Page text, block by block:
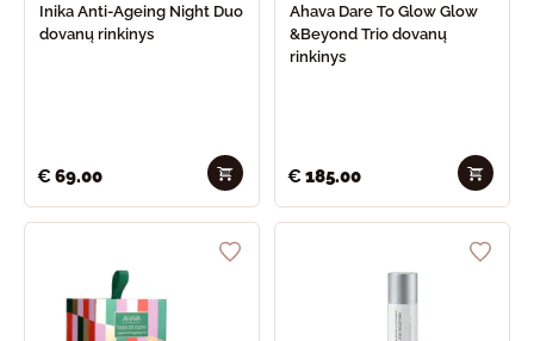
Inika Anti-Ageing Night Duo
dovanų rinkinys
€69.00
Ahava Dare To Glow Glow
&Beyond Trio dovanų
rinkinys
€185.00